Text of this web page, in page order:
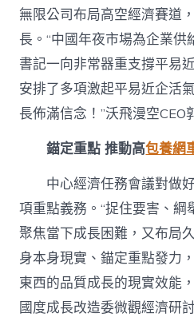
無限公司布局高空經濟賽道
長。“中國年夜市場為企業
書記一向非常器重支撐平易
安排了多項激起平易近企活
長佈滿信念！”沃飛漫空CEO
錨定重點 推動高包養網
中心經濟任務會議對做好
項重點義務。“捉住要害、
聚焦當下成長困難，又布局
身本身現實、錨定重點發力
東西的品質成長的現實效能
國度成長改造委微觀經濟研